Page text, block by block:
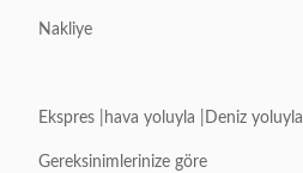
Nakliye
Ekspres |hava yoluyla |Deniz yoluyla
Gereksinimlerinize göre